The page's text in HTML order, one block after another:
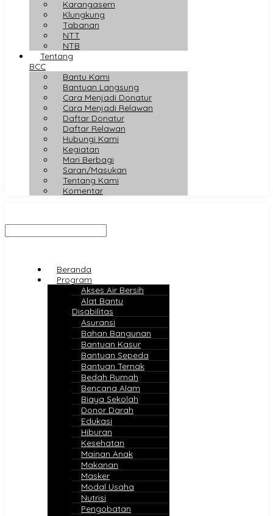
Karangasem
Klungkung
Tabanan
NTT
NTB
Tentang
BCC
Bantu Kami
Bantuan Langsung
Cara Menjadi Donatur
Cara Menjadi Relawan
Daftar Donatur
Daftar Relawan
Hubungi Kami
Kegiatan
Mari Berbagi
Saran/Masukan
Tentang Kami
Komentar
Beranda
Program
Akses Air Bersih
Alat Bantu
Disabilitas
Asuransi
Bahan Bangunan
Bantuan Kasur
Bantuan Sepeda
Bantuan Ternak
Bedah Rumah
Bencana Alam
Biaya Sekolah
Donor Darah
Edukasi
Hiburan
Kesehatan
Mainan Anak
Makanan
Masker
Modal Usaha
Nutrisi
Pengobatan